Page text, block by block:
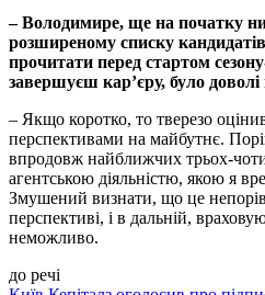
– Володимире, ще на початку
розширеному списку
прочитати перед стартом
завершуєш кар’єру, було
– Якщо коротко, то тверезо
перспективами на майбутнє.
впродовж найближчих трьох-
агентською діяльністю, якою я
Змушений визнати, що це
перспективі, і в дальній,
неможливо.
до речі